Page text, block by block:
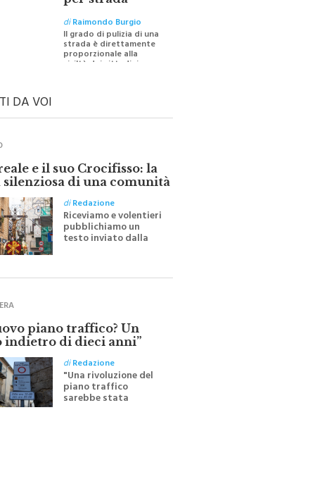
diRaimondo Burgio
Il grado di pulizia di una
strada è direttamente
proporzionale alla
civiltà dei cittadini
DA VOI
e il suo Crocifisso: la
di una comunità
diRedazione
Riceviamo e volentieri
pubblichiamo un
testo inviato dalla
scrittrice monrealese
Festa del Santissimo
piano traffico? Un
indietro di dieci anni”
diRedazione
"Una rivoluzione del
piano traffico
sarebbe stata
efficace se preceduta